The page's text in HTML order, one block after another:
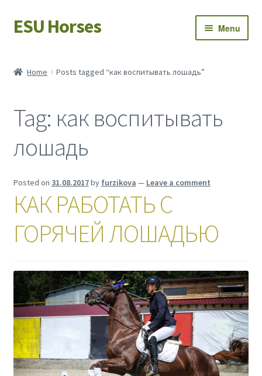
Skip
to
Skip
to
ESU Horses Menu
Save Horses
My account
Home Posts tagged “как воспитывать лошадь”
Tag: как воспитывать
лошадь
Posted on 31.08.2017by furzikova — Leave a comment
КАК РАБОТАТЬ С
ГОРЯЧЕЙ ЛОШАДЬЮ